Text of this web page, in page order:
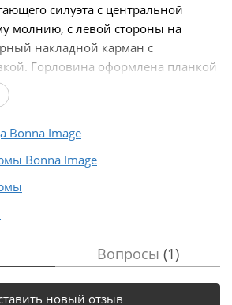
силуэта с центральной
молнию, с левой стороны на
накладной карман с
Горловина оформлена планкой
Bonna Image
Bonna Image
Вопросы (1)
новый отзыв